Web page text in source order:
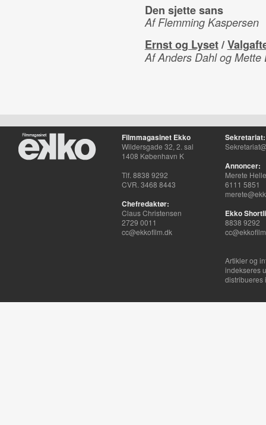
Den sjette sans
Af Flemming Kaspersen
Ernst og Lyset /
Af Anders Dahl og
Filmmagasinet Ekko
Wildersgade 32, 2. sal
1408 København K
Tlf. 8838 9292
CVR. 3468 8443
Chefredaktør:
Claus Christensen
2729 0011
cc@ekkofilm.dk
Sekretariat:
Annoncer:
Merete
6111 5851
Ekko
8838 9292
Artikler og
indekseres
distribueres